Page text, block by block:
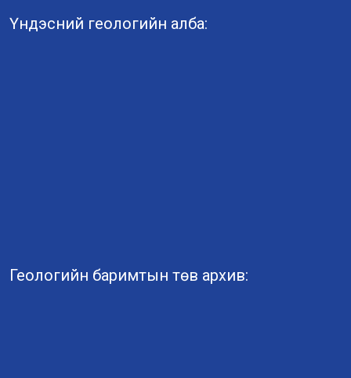
Үндэсний геологийн алба:
Геологийн баримтын төв архив: